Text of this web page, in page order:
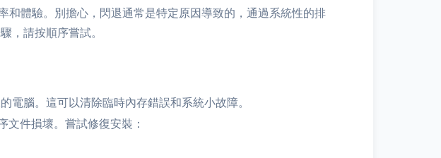
和體驗。別擔心，閃退通常是特定原因導致的，通過系統性的排
，請按順序嘗試。
電腦。這可以清除臨時內存錯誤和系統小故障。
文件損壞。嘗試修復安裝：